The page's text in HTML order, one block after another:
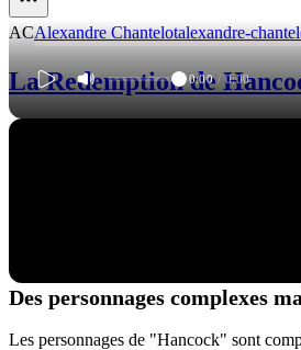
ACAlexandre Chantelotalexandre-
La Redemption de
0:00 / 0:00
Un super-héros pas
Un scénario prometteur mais
Le film "Hancock" nous plonge dans un
héros alcoolique et désabusé, interprété
malheureusement, le scénario ne
Des personnages complexes
Les personnages de "Hancock" sont